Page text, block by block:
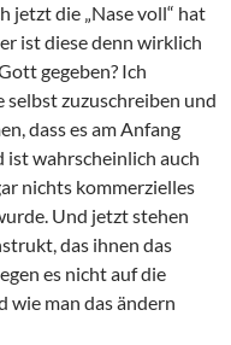
jetzt die „Nase voll“ hat
ist diese denn wirklich
gegeben? Ich
selbst zuzuschreiben und
dass es am Anfang
ist wahrscheinlich auch
nichts kommerzielles
Und jetzt stehen
das ihnen das
es nicht auf die
wie man das ändern